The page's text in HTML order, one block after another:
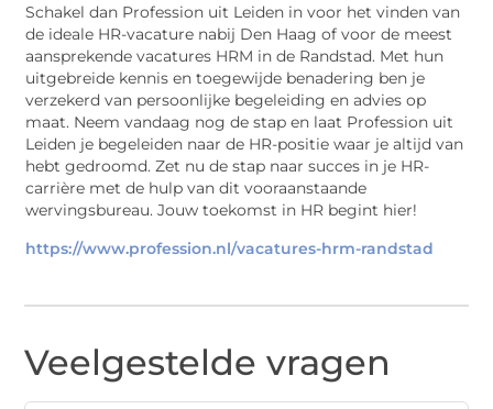
Schakel dan Profession uit Leiden in voor het vinden van
de ideale HR-vacature nabij Den Haag of voor de meest
aansprekende vacatures HRM in de Randstad. Met hun
uitgebreide kennis en toegewijde benadering ben je
verzekerd van persoonlijke begeleiding en advies op
maat. Neem vandaag nog de stap en laat Profession uit
Leiden je begeleiden naar de HR-positie waar je altijd van
hebt gedroomd. Zet nu de stap naar succes in je HR-
carrière met de hulp van dit vooraanstaande
wervingsbureau. Jouw toekomst in HR begint hier!
https://www.profession.nl/vacatures-hrm-randstad
Veelgestelde vragen